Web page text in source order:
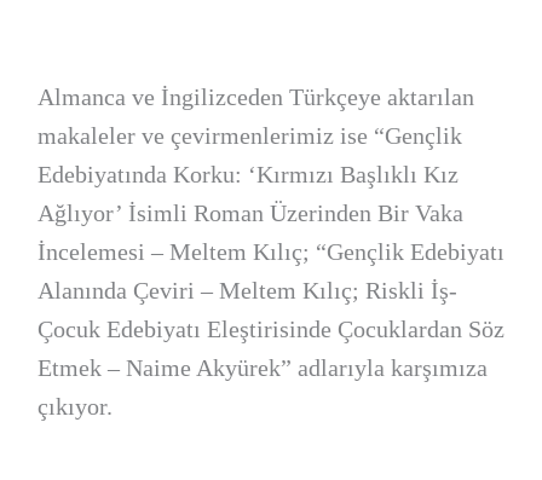
Almanca ve İngilizceden Türkçeye aktarılan
makaleler ve çevirmenlerimiz ise “Gençlik
Edebiyatında Korku: ‘Kırmızı Başlıklı Kız
Ağlıyor’ İsimli Roman Üzerinden Bir Vaka
İncelemesi – Meltem Kılıç; “Gençlik Edebiyatı
Alanında Çeviri – Meltem Kılıç; Riskli İş-
Çocuk Edebiyatı Eleştirisinde Çocuklardan Söz
Etmek – Naime Akyürek” adlarıyla karşımıza
çıkıyor.